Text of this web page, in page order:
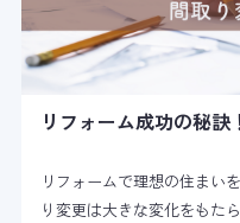
リフォーム成功の秘
リフォームで理想の住まい
り変更は大きな変化をもた